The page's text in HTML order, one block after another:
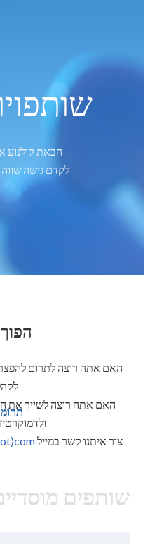
הבאת קולנוע
לקדם גישה
האם אתה רוצה לתרום להפצת
האם אתה רוצה לשייך את
צור איתנו קשר במייל
שותפים